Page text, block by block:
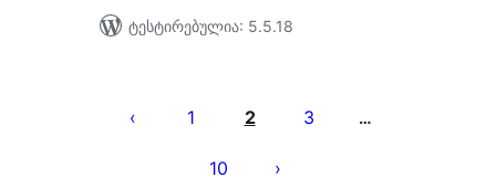
ტესტირებულია: 5.5.18
გვერდებათ
1 2 3 …
10